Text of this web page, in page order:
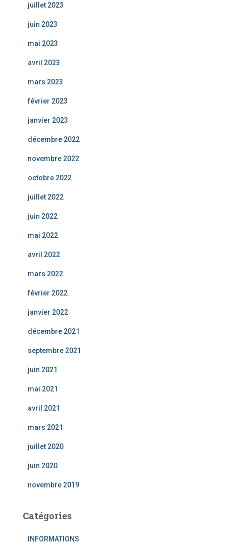
juillet 2023
juin 2023
mai 2023
avril 2023
mars 2023
février 2023
janvier 2023
décembre 2022
novembre 2022
octobre 2022
juillet 2022
juin 2022
mai 2022
avril 2022
mars 2022
février 2022
janvier 2022
décembre 2021
septembre 2021
juin 2021
mai 2021
avril 2021
mars 2021
juillet 2020
juin 2020
novembre 2019
Catégories
INFORMATIONS